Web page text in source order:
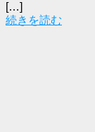
[…]
続きを読む